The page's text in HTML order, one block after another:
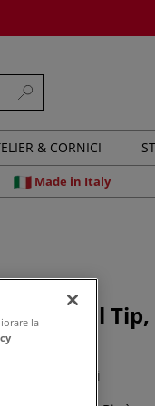
& CORNICI
Made in Italy
Dual
0 recensioni
la